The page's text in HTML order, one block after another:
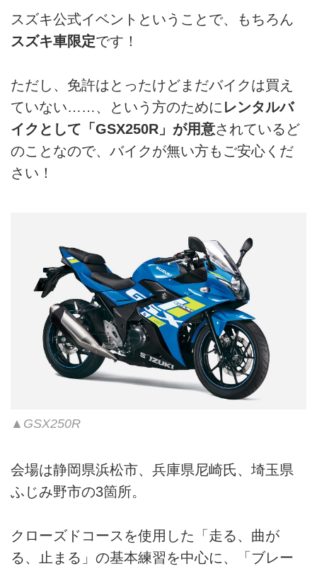
スズキ公式イベントということで、もちろん
スズキ車限定です！
ただし、免許はとったけどまだバイクは買え
ていない……、という方のために レンタルバ
イクとして「GSX250R」が用意されているど
のことなので、バイクが無い方もご安心くだ
さい！
▲GSX250R
会場は静岡県浜松市、兵庫県尼崎氏、埼玉県
ふじみ野市の3箇所。
クローズドコースを使用した「走る、曲が
る、止まる」の基本練習を中心に、「ブレー